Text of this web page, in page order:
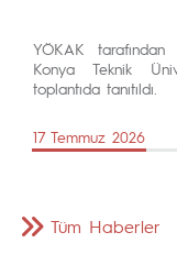
YÖKAK
Konya Teknik
toplantıda tanıtıldı.
17 Temmuz 2026
Tüm Haberler